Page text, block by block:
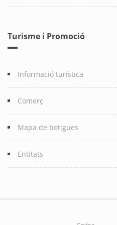
Turisme i Promoció
Informació turística
Comerç
Mapa de botigues
Entitats